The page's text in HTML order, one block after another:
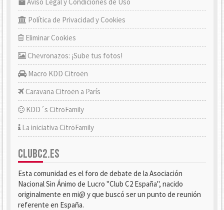
Política de Privacidad y Cookies
Eliminar Cookies
Chevronazos: ¡Sube tus fotos!
Macro KDD Citroën
Caravana Citroën a París
KDD´s CitröFamily
La iniciativa CitröFamily
CLUBC2.ES
Esta comunidad es el foro de debate de la Asociación
Nacional Sin Ánimo de Lucro "Club C2 España", nacido
originalmente en mi@ y que buscó ser un punto de reunión
referente en España.